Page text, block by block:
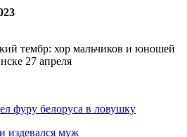
фуру белоруса в ловушку
издевался муж